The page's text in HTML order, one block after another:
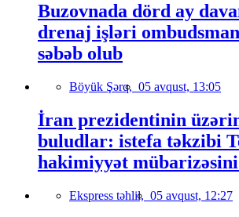
Buzovnada dörd ay
drenaj işləri
səbəb olub
Böyük Şərq, 05 avqust, 13:05
İran prezidentinin
buludlar: istefa təkzibi
hakimiyyət mübarizəsini
Ekspress təhlil, 05 avqust, 12:27